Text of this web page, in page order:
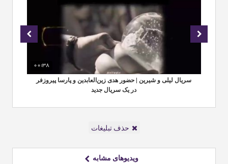
00:38
سریال لیلی و شیرین | حضور هدی زین‌العابدین و پارسا پیروزفر
در یک سریال جدید
حذف تبلیغات
ویدیوهای مشابه